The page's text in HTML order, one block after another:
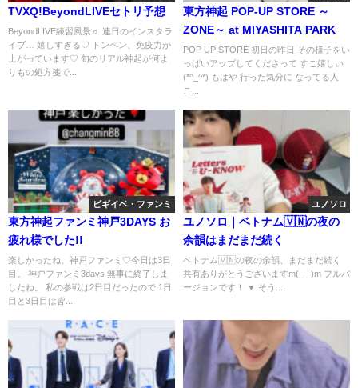
TVXQ!BeyondLIVEセトリ予想
BeyondLIVE練習風景♬ 連日のインスタラ
イブ… 嬉しすぎる♡ トンペン、免疫力が
上がっています♡ 旬のリアル神起が何よ
りもの処方箋で...
東方神起 POP-UP STORE ～
ZONE～ at MIYASHITA PARK
POP UP STORE 初日の昨日 その様子をい
っぱいアップしてくださって すご嬉しい
(*^_^*) もはや 行った気分に なってる人
こ...
ビギイベ・ファンミ
東方神起ファンミ神戸3DAYS お
疲れ様でした!!
楽しかったね、神戸ファンミ♡今日は3日
目。 神戸ファンミ3days 無事に終了しま
したね。 私の参戦は2日目だったので 1日
目と3日目は皆...
ユノソロ
ユノソロ｜ベトナム🇻🇳の夜の
余韻はまだまだ続く
ベトナム🇻🇳の夜の余韻、まだまだ続く
共有ありがとうございますm(_ _)m フルバ
ージョンです！ ▼ そう...